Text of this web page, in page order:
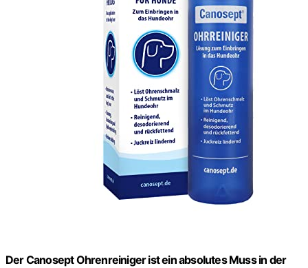
Der Canosept Ohrenreiniger ist ein absolutes Muss in der